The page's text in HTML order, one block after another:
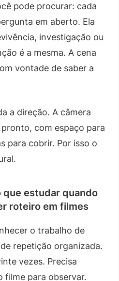
pode procurar: cada
em aberto. Ela
investigação ou
é a mesma. A cena
vontade de saber a
a direção. A câmera
com espaço para
para cobrir. Por isso o
que estudar quando
roteiro em filmes
o trabalho de
repetição organizada.
vezes. Precisa
filme para observar.